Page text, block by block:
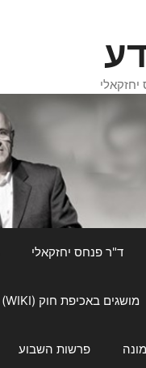
ד"ר פנחס יחזקאלי
מושגים באכיפת חוק (WIKI)
פרשות השבוע